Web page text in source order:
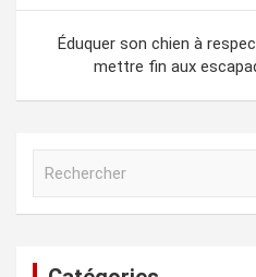
Éduquer son chien à
mettre fin aux